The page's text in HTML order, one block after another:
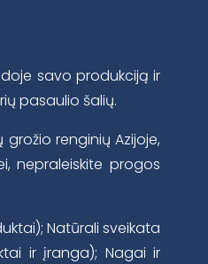
savo produkciją ir
pasaulio šalių.
renginių Azijoje,
nepraleiskite progos
Natūrali sveikata
ir įranga); Nagai ir